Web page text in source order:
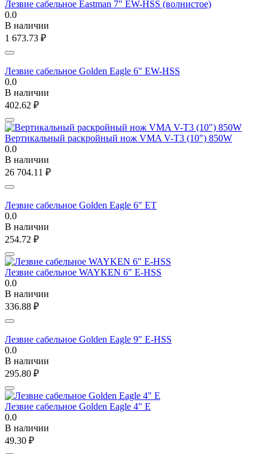
Лезвие сабельное Eastman 7" EW-HSS (волнистое)
0.0
В наличии
1 673.73 ₽
Лезвие сабельное Golden Eagle 6" EW-HSS
0.0
В наличии
402.62 ₽
Вертикальный раскройный нож VMA V-T3 (10") 850W
0.0
В наличии
26 704.11 ₽
Лезвие сабельное Golden Eagle 6" ET
0.0
В наличии
254.72 ₽
Лезвие сабельное WAYKEN 6" E-HSS
0.0
В наличии
336.88 ₽
Лезвие сабельное Golden Eagle 9" E-HSS
0.0
В наличии
295.80 ₽
Лезвие сабельное Golden Eagle 4" E
0.0
В наличии
49.30 ₽